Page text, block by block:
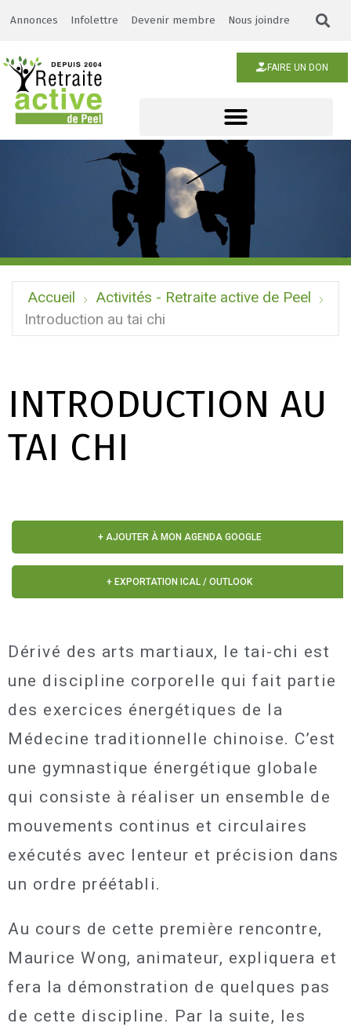
Annonces Infolettre Devenir membre Nous joindre
FAIRE UN DON
Accueil
Activités - Retraite active de Peel
Introduction au tai chi
INTRODUCTION AU
TAI CHI
+ AJOUTER À MON AGENDA GOOGLE
+ EXPORTATION ICAL / OUTLOOK
Dérivé des arts martiaux, le tai-chi est
une discipline corporelle qui fait partie
des exercices énergétiques de la
Médecine traditionnelle chinoise. C’est
une gymnastique énergétique globale
qui consiste à réaliser un ensemble de
mouvements continus et circulaires
exécutés avec lenteur et précision dans
un ordre préétabli.
Au cours de cette première rencontre,
Maurice Wong, animateur, expliquera et
fera la démonstration de quelques pas
de cette discipline. Par la suite, les